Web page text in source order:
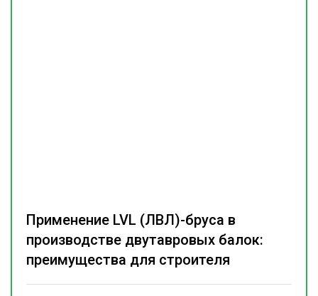
Применение LVL (ЛВЛ)-бруса в
производстве двутавровых балок:
преимущества для строителя